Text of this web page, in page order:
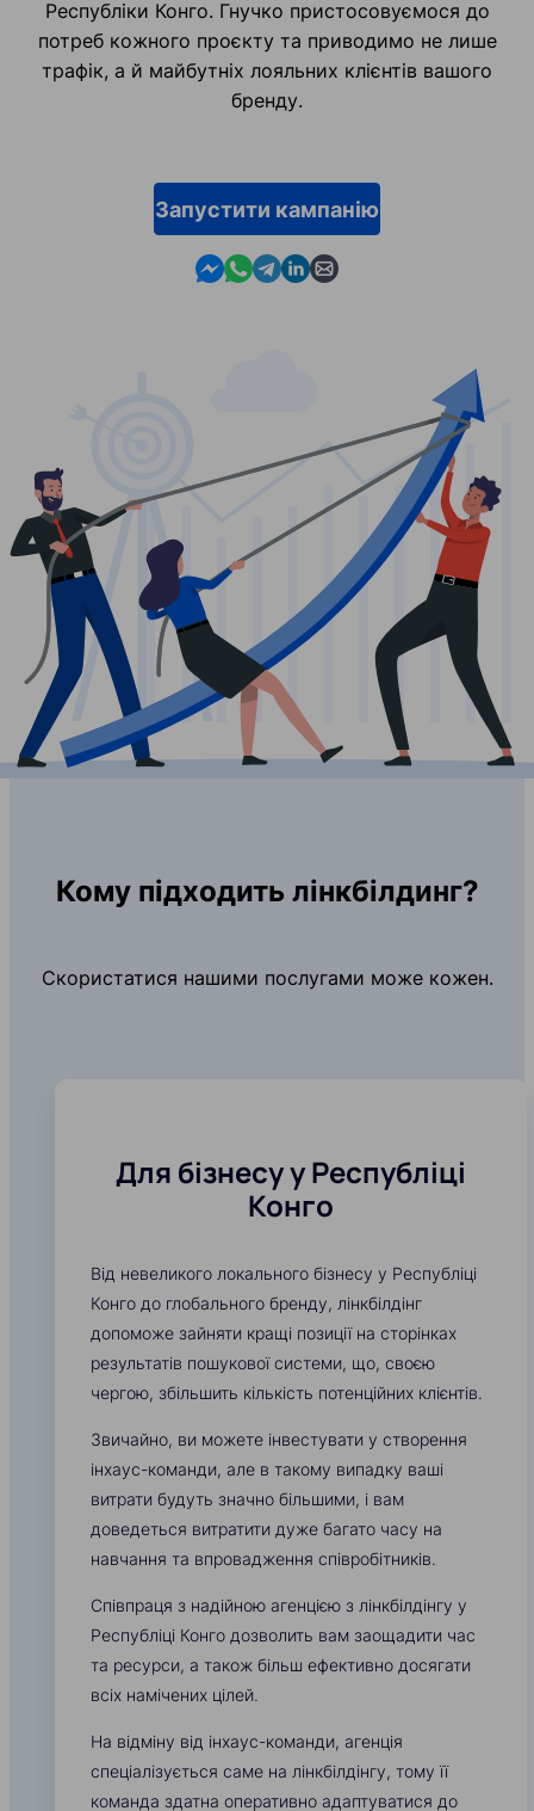
Республіки Конго. Гнучко пристосовуємося до
потреб кожного проєкту та приводимо не лише
трафік, а й майбутніх лояльних клієнтів вашого
бренду.
Запустити кампанію
Contact us in Messenger
Contact us in WhatsApp
Contact us in Telegram
Contact us in Linkedin
Contact us by email
Кому підходить лінкбілдинг?
Скористатися нашими послугами може кожен.
Для бізнесу у Республіці
Конго
Від невеликого локального бізнесу у Республіці
Конго до глобального бренду, лінкбілдінг
допоможе зайняти кращі позиції на сторінках
результатів пошукової системи, що, своєю
чергою, збільшить кількість потенційних клієнтів.
Звичайно, ви можете інвестувати у створення
інхаус-команди, але в такому випадку ваші
витрати будуть значно більшими, і вам
доведеться витратити дуже багато часу на
навчання та впровадження співробітників.
Співпраця з надійною агенцією з лінкбілдінгу у
Республіці Конго дозволить вам заощадити час
та ресурси, а також більш ефективно досягати
всіх намічених цілей.
На відміну від інхаус-команди, агенція
спеціалізується саме на лінкбілдінгу, тому її
команда здатна оперативно адаптуватися до